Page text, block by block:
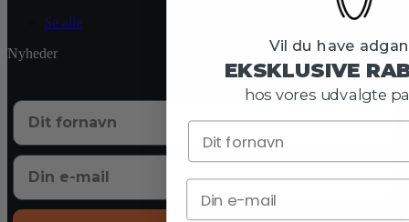
Se alle
Nyheder
Vil du have
EKSKLUSIVE
hos vores udvalgte